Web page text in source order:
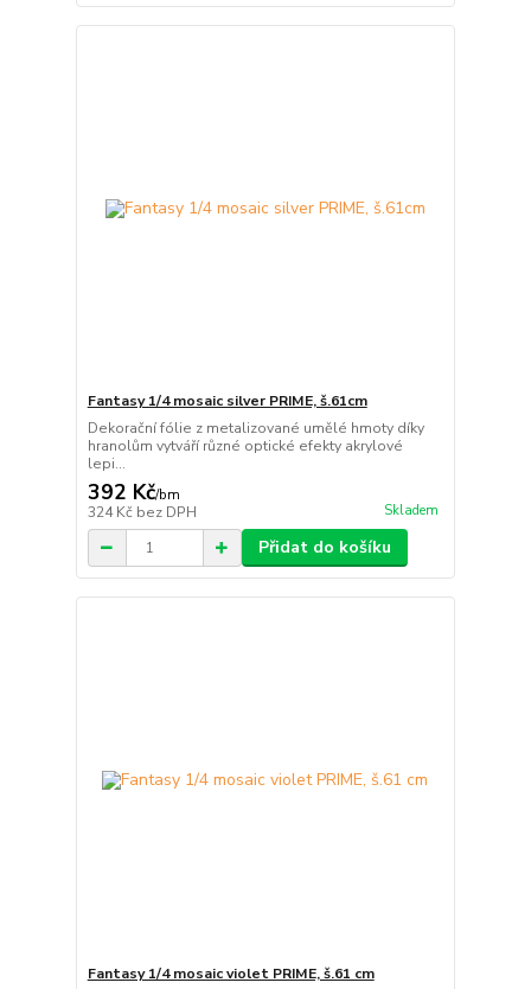
Fantasy 1/4 mosaic silver PRIME, š.61cm
Dekorační fólie z metalizované umělé hmoty díky
hranolům vytváří různé optické efekty akrylové
lepi...
392 Kč/bm
324 Kč bez DPH Skladem
Přidat do košíku
Fantasy 1/4 mosaic violet PRIME, š.61 cm